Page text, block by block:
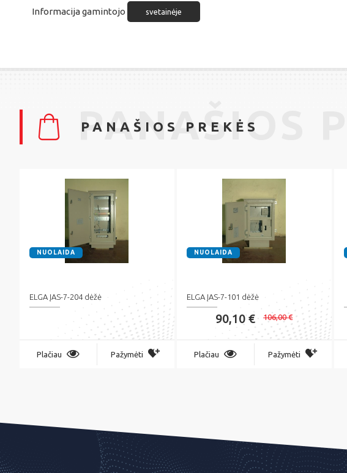
Informacija gamintojo svetainėje
PANAŠIOS PREKĖS
PANAŠIOS
NUOLAIDA
ELGA ĮAS-7-204 dėžė
Plačiau Pažymėti
NUOLAIDA
ELGA ĮAS-7-101 dėžė
90,10 € 106,00 €
Plačiau Pažymėti